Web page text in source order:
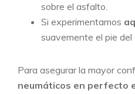
sobre el asfalto.
Si experimentamos
suavemente el pie
Para asegurar la mayor
neumáticos en perfecto